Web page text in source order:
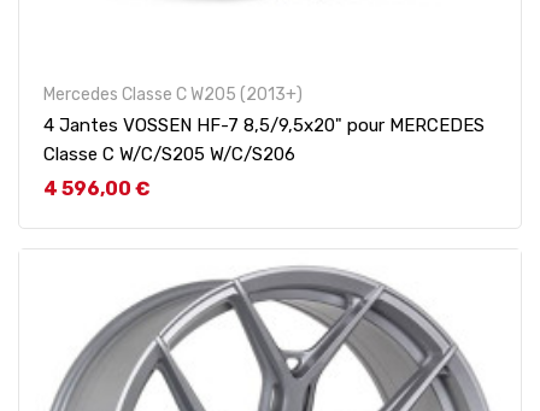
Mercedes Classe C W205 (2013+)
4 Jantes VOSSEN HF-7 8,5/9,5x20" pour MERCEDES
Classe C W/C/S205 W/C/S206
Prix
4 596,00 €